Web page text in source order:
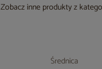
Zobacz inne produkty z
Średnica